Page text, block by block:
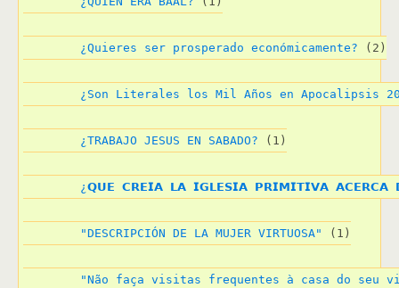
¿Quieres ser prosperado económicamente? (2)
¿Son Literales los Mil Años en Apocalipsis
¿TRABAJO JESUS EN SABADO? (1)
¿𝗤𝗨𝗘 𝗖𝗥𝗘𝗜𝗔 𝗟𝗔 𝗜𝗚𝗟𝗘𝗦𝗜𝗔 𝗣𝗥𝗜𝗠𝗜𝗧𝗜𝗩𝗔 𝗔𝗖𝗘𝗥𝗖𝗔
"DESCRIPCIÓN DE LA MUJER VIRTUOSA" (1)
"Não faça visitas frequentes à casa do seu